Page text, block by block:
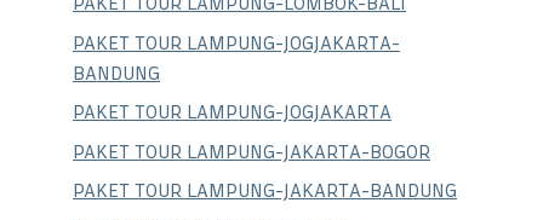
PAKET TOUR LAMPUNG-LOMBOK-BALI
PAKET TOUR LAMPUNG-JOGJAKARTA-
BANDUNG
PAKET TOUR LAMPUNG-JOGJAKARTA
PAKET TOUR LAMPUNG-JAKARTA-BOGOR
PAKET TOUR LAMPUNG-JAKARTA-BANDUNG